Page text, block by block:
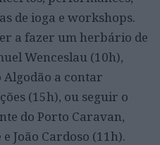
de ioga e workshops.
a fazer um herbário de
Wenceslau (10h),
Algodão a contar
(15h), ou seguir o
do Porto Caravan,
João Cardoso (11h).